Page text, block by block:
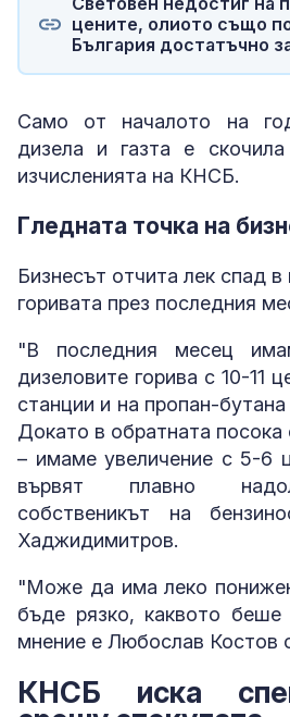
цените, олиото също
България достатъчно
Само от началото на
дизела и газта е
изчисленията на КНСБ.
Гледната точка на
Бизнесът отчита лек спад
горивата през последния
"В последния месец
дизеловите горива с 10-11
станции и на пропан-
Докато в обратната
– имаме увеличение с 5-6
вървят плавно
собственикът на
Хаджидимитров.
"Може да има леко
бъде рязко, каквото беше
мнение е Любослав Костов
КНСБ иска